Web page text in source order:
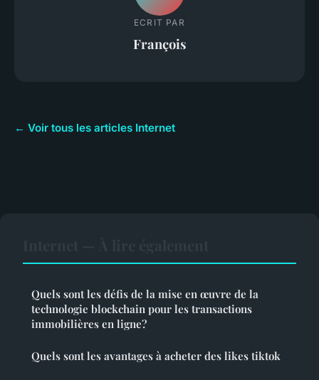
ECRIT PAR
François
← Voir tous les articles Internet
Quels sont les défis de la mise en œuvre de la
technologie blockchain pour les transactions
immobilières en ligne?
Quels sont les avantages à acheter des likes tiktok